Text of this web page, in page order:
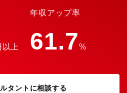
上
年収アップ率
61.7%
タントに相談する